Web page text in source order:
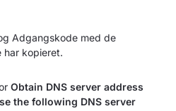
Adgangskode med de
har kopieret.
Obtain DNS server address
the following DNS server